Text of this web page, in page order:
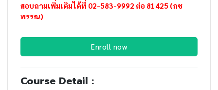
สอบถามเพิ่มเติมได้ที่ 02-583-9992 ต่อ 81425 (กช
พรรณ)
Enroll now
Course Detail :